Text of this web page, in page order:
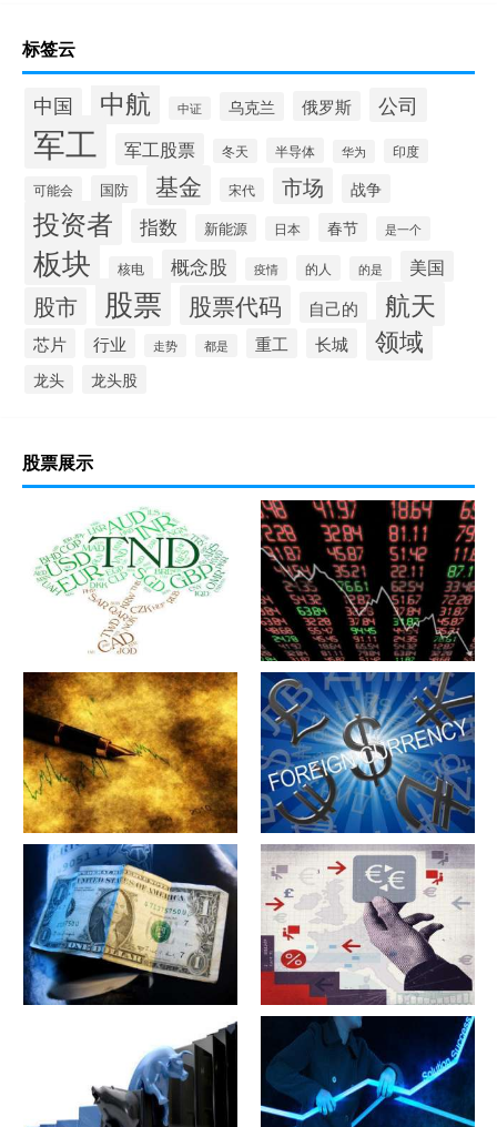
标签云
中国 中航 中证 乌克兰 俄罗斯 公司
军工 军工股票 冬天 半导体 华为 印度
可能会 国防 基金 宋代 市场 战争
投资者 指数 新能源 日本 春节 是一个
板块 核电 概念股 疫情 的人 的是 美国
股市 股票 股票代码 自己的 航天
芯片 行业 走势 都是 重工 长城 领域
龙头 龙头股
股票展示
军工股[中简科技](300777)的公
司详细资料
军工股[上海瀚讯](300762)的公
司详细资料
军工股[昊华科技](600378)的公
司详细资料
江苏省[广大特材](688186)的公
司详细资料
军工股[隆盛科技](300680)的公
军工股[钢研高纳](300034)的公
司详细资料